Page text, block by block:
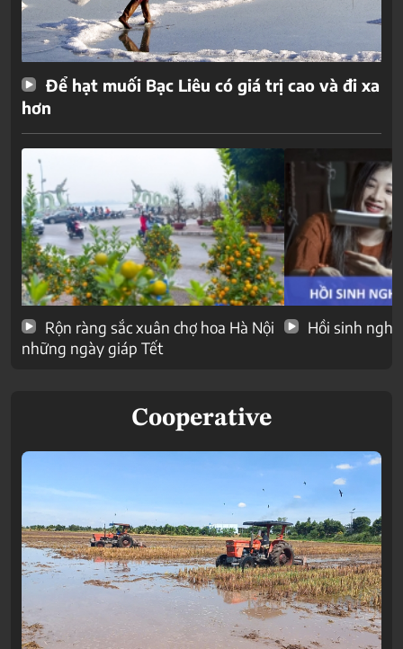
Để hạt muối Bạc Liêu có giá trị cao và đi xa
hơn
Rộn ràng sắc xuân chợ hoa Hà Nội
những ngày giáp Tết
Hồi sinh
Cooperative